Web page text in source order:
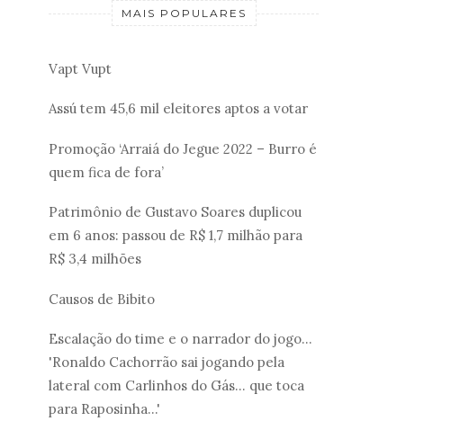
MAIS POPULARES
Vapt Vupt
Assú tem 45,6 mil eleitores aptos a votar
Promoção ‘Arraiá do Jegue 2022 – Burro é
quem fica de fora’
Patrimônio de Gustavo Soares duplicou
em 6 anos: passou de R$ 1,7 milhão para
R$ 3,4 milhões
Causos de Bibito
Escalação do time e o narrador do jogo...
'Ronaldo Cachorrão sai jogando pela
lateral com Carlinhos do Gás... que toca
para Raposinha...'